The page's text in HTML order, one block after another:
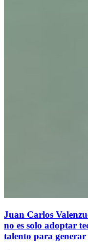
Juan Carlos
no es solo adoptar
talento para